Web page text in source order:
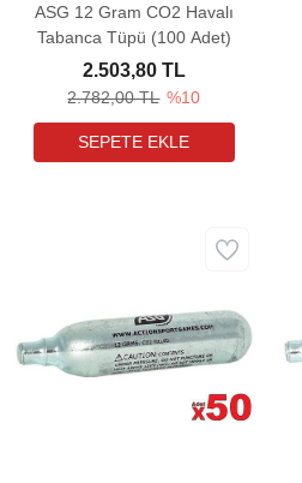
ASG 12 Gram CO2 Havalı
Tabanca Tüpü (100 Adet)
2.782,00 TL %10
2.503,80 TL